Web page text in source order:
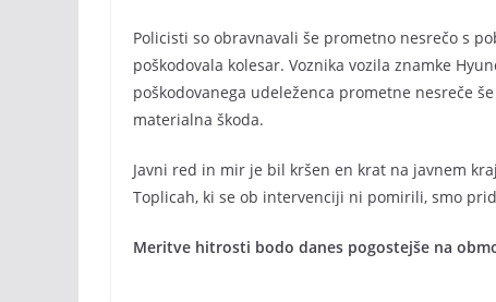
Policisti so obravnavali še prometno nesrečo s
poškodovala kolesar. Voznika vozila znamke
poškodovanega udeleženca prometne nesreče
materialna škoda.
Javni red in mir je bil kršen en krat na javnem
Toplicah, ki se ob intervenciji ni pomirili, smo
Meritve hitrosti bodo danes pogostejše na